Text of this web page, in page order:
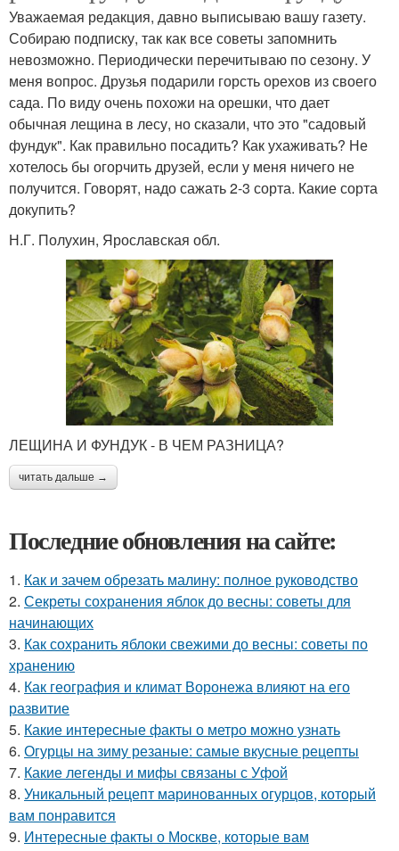
Уважаемая редакция, давно выписываю вашу газету.
Собираю подписку, так как все советы запомнить
невозможно. Периодически перечитываю по сезону. У
меня вопрос. Друзья подарили горсть орехов из своего
сада. По виду очень похожи на орешки, что дает
обычная лещина в лесу, но сказали, что это "садовый
фундук". Как правильно посадить? Как ухаживать? Не
хотелось бы огорчить друзей, если у меня ничего не
получится. Го­ворят, надо сажать 2­-3 сорта. Какие сорта
докупить?
Н.Г. Полухин, Ярославская обл.
ЛЕЩИНА И ФУНДУК - В ЧЕМ РАЗНИЦА?
читать дальше →
Последние обновления на сайте:
1. Как и зачем обрезать малину: полное руководство
2. Секреты сохранения яблок до весны: советы для
начинающих
3. Как сохранить яблоки свежими до весны: советы по
хранению
4. Как география и климат Воронежа влияют на его
развитие
5. Какие интересные факты о метро можно узнать
6. Огурцы на зиму резаные: самые вкусные рецепты
7. Какие легенды и мифы связаны с Уфой
8. Уникальный рецепт маринованных огурцов, который
вам понравится
9. Интересные факты о Москве, которые вам